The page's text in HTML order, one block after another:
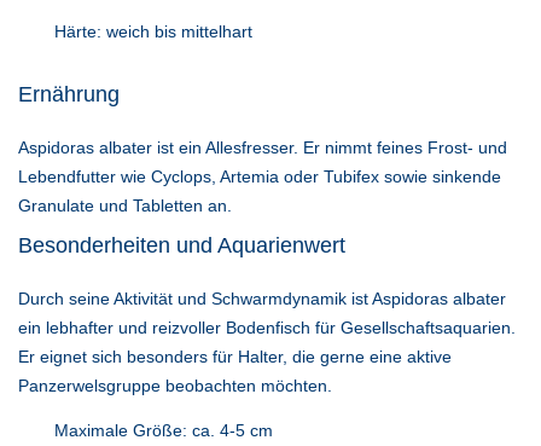
Härte: weich bis mittelhart
Ernährung
Aspidoras albater ist ein Allesfresser. Er nimmt feines Frost- und
Lebendfutter wie Cyclops, Artemia oder Tubifex sowie sinkende
Granulate und Tabletten an.
Besonderheiten und Aquarienwert
Durch seine Aktivität und Schwarmdynamik ist Aspidoras albater
ein lebhafter und reizvoller Bodenfisch für Gesellschaftsaquarien.
Er eignet sich besonders für Halter, die gerne eine aktive
Panzerwelsgruppe beobachten möchten.
Maximale Größe: ca. 4-5 cm